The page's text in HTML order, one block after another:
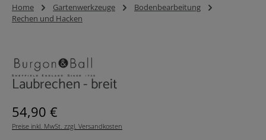
Home Gartenwerkzeuge
Bodenbearbeitung
Rechen und Hacken
Laubrechen - breit
Regulärer Preis:
54,90 €
Preise inkl. MwSt. zzgl. Versandkosten